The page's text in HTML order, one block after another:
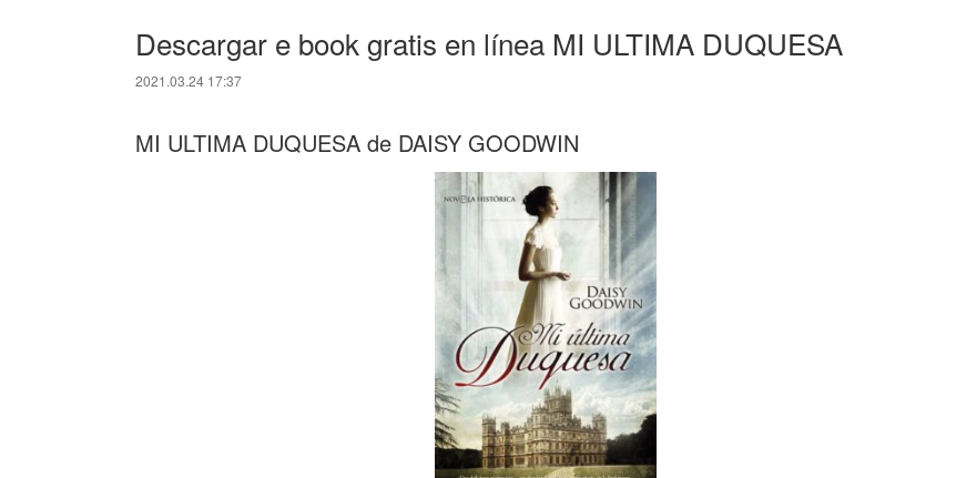
Descargar e book gratis en línea MI ULTIMA DUQUESA
2021.03.24 17:37
MI ULTIMA DUQUESA de DAISY GOODWIN